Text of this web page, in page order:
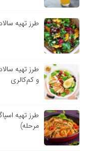
طرز تهیه
طرز تهیه
و کم‌کالری
مرحله)